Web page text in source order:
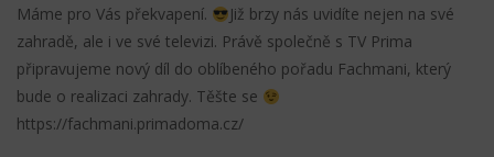
Máme pro Vás překvapení.
Již brzy nás uvidíte nejen na své
zahradě, ale i ve své televizi. Právě společně s TV Prima
připravujeme nový díl do oblíbeného pořadu Fachmani, který
bude o realizaci zahrady. Těšte se
https://fachmani.primadoma.cz/